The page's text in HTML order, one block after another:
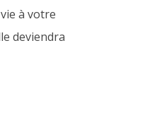
à votre
deviendra